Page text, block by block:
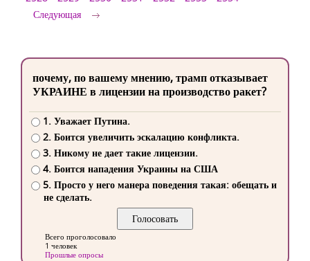
Следующая
почему, по вашему мнению, трамп отказывает
УКРАИНЕ в лицензии на производство ракет?
1. Уважает Путина.
2. Боится увеличить эскалацию конфликта.
3. Никому не дает такие лицензии.
4. Боится нападения Украины на США
5. Просто у него манера поведения такая: обещать и
не сделать.
Всего проголосовало
1 человек
Прошлые опросы